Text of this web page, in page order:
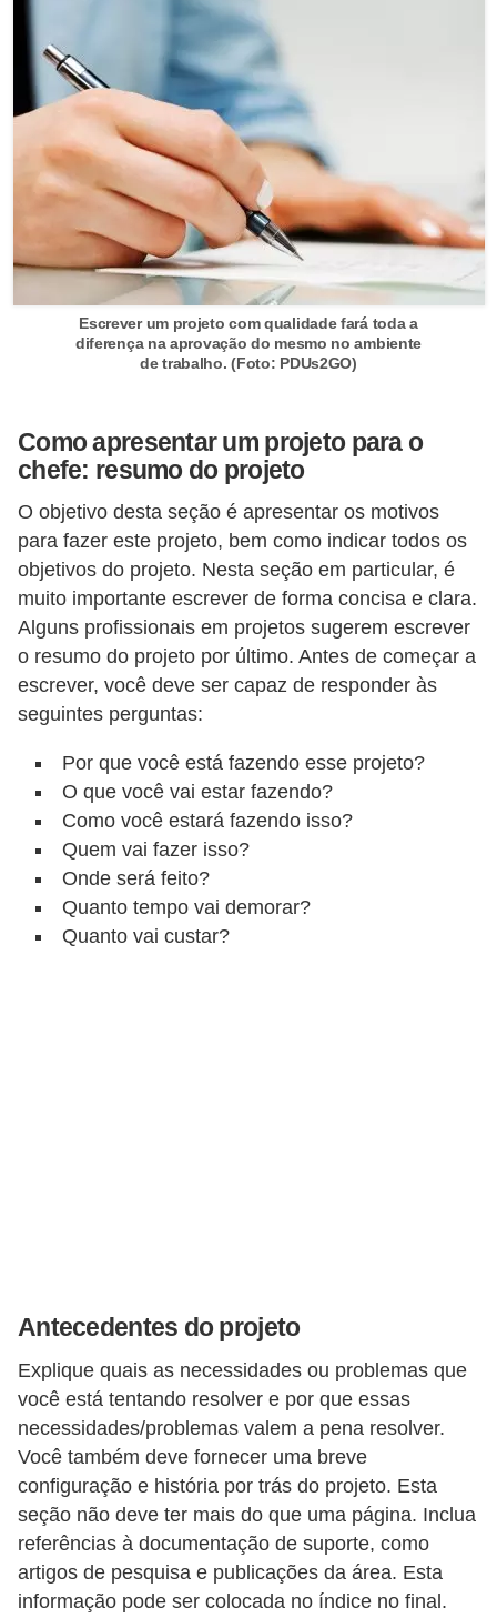
Escrever um projeto com qualidade fará toda a
diferença na aprovação do mesmo no ambiente
de trabalho. (Foto: PDUs2GO)
Como apresentar um projeto para o
chefe: resumo do projeto
O objetivo desta seção é apresentar os motivos
para fazer este projeto, bem como indicar todos os
objetivos do projeto. Nesta seção em particular, é
muito importante escrever de forma concisa e clara.
Alguns profissionais em projetos sugerem escrever
o resumo do projeto por último. Antes de começar a
escrever, você deve ser capaz de responder às
seguintes perguntas:
Por que você está fazendo esse projeto?
O que você vai estar fazendo?
Como você estará fazendo isso?
Quem vai fazer isso?
Onde será feito?
Quanto tempo vai demorar?
Quanto vai custar?
Antecedentes do projeto
Explique quais as necessidades ou problemas que
você está tentando resolver e por que essas
necessidades/problemas valem a pena resolver.
Você também deve fornecer uma breve
configuração e história por trás do projeto. Esta
seção não deve ter mais do que uma página. Inclua
referências à documentação de suporte, como
artigos de pesquisa e publicações da área. Esta
informação pode ser colocada no índice no final.
!
T
S
e
ç
o
t
r
a
b
a
l
o
n
o
t
r
a
b
a
l